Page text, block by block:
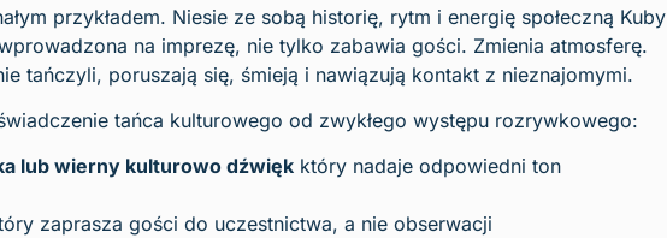
przykładem. Niesie ze sobą historię, rytm i energię społeczną Kuby
na imprezę, nie tylko zabawia gości. Zmienia atmosferę.
tańczyli, poruszają się, śmieją i nawiązują kontakt z nieznajomymi.
tańca kulturowego od zwykłego występu rozrywkowego:
lub wierny kulturowo dźwięk który nadaje odpowiedni ton
zaprasza gości do uczestnictwa, a nie obserwacji